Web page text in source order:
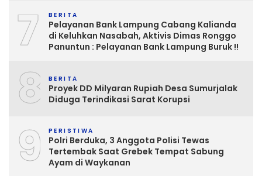
7 BERITA
Pelayanan Bank Lampung Cabang Kalianda
di Keluhkan Nasabah, Aktivis Dimas Ronggo
Panuntun : Pelayanan Bank Lampung Buruk !!
8 BERITA
Proyek DD Milyaran Rupiah Desa Sumurjalak
Diduga Terindikasi Sarat Korupsi
9 PERISTIWA
Polri Berduka, 3 Anggota Polisi Tewas
Tertembak Saat Grebek Tempat Sabung
Ayam di Waykanan